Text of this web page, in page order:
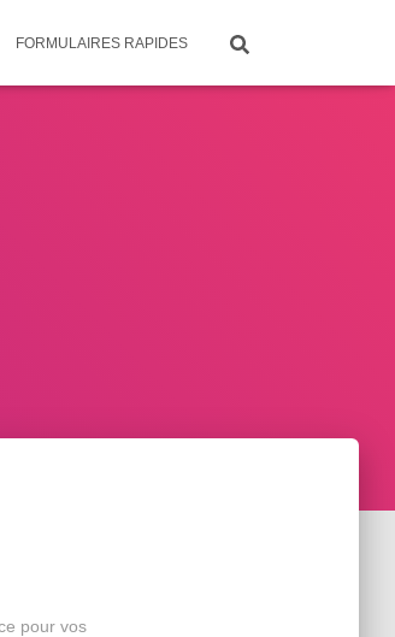
FORMULAIRES RAPIDES
pour vos